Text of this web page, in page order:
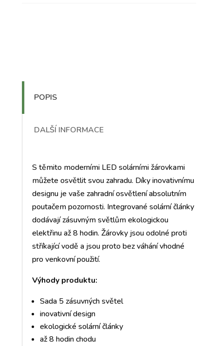
POPIS
DALŠÍ INFORMACE
S těmito moderními LED solárními žárovkami
můžete osvětlit svou zahradu. Díky inovativnímu
designu je vaše zahradní osvětlení absolutním
poutačem pozornosti. Integrované solární články
dodávají zásuvným světlům ekologickou
elektřinu až 8 hodin. Žárovky jsou odolné proti
stříkající vodě a jsou proto bez váhání vhodné
pro venkovní použití.
Výhody produktu:
Sada 5 zásuvných světel
inovativní design
ekologické solární články
až 8 hodin chodu